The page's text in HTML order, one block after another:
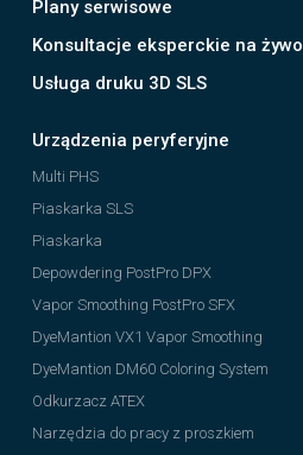
Plany serwisowe
Konsultacje eksperckie na żywo
Usługa druku 3D SLS
Urządzenia peryferyjne
Multi PHS
Piaskarka SLS
Piaskarka
Depowdering PostPro DPX
Vapor Smoothing PostPro SFX
DyeMantion VX1 Vapor Smoothing
DyeMantion DM60 Coloring System
Odkurzacz ATEX
Narzędzia do pracy z proszkiem